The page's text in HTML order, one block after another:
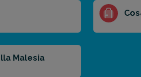
Malesia